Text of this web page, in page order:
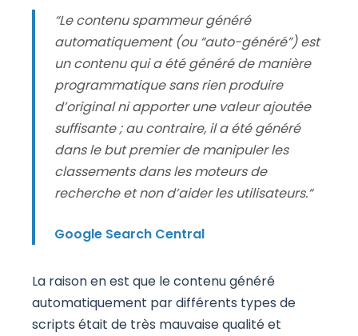
“Le contenu spammeur généré
automatiquement (ou “auto-généré”) est
un contenu qui a été généré de manière
programmatique sans rien produire
d’original ni apporter une valeur ajoutée
suffisante ; au contraire, il a été généré
dans le but premier de manipuler les
classements dans les moteurs de
recherche et non d’aider les utilisateurs.“
Google Search Central
La raison en est que le contenu généré
automatiquement par différents types de
scripts était de très mauvaise qualité et